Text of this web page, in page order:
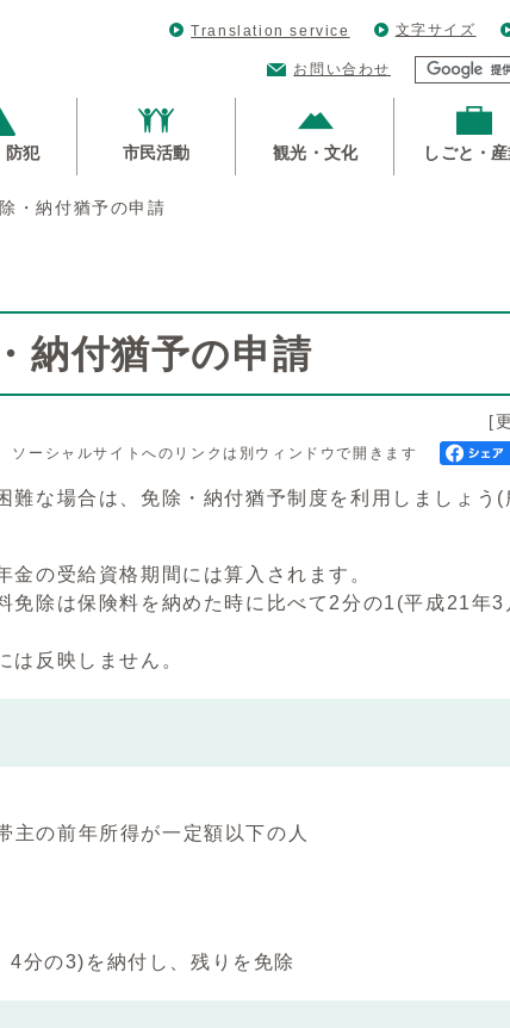
Translation service 文字サイズ
お問い合わせ
防犯 市民活動 観光・文化 しごと・
・納付猶予の申請
納付猶予の申請
[
ソーシャルサイトへのリンクは別ウィンドウで開きます
な場合は、免除・納付猶予制度を利用しましょう(
の受給資格期間には算入されます。
免除は保険料を納めた時に比べて2分の1(平成21年
は反映しません。
の前年所得が一定額以下の人
の3)を納付し、残りを免除